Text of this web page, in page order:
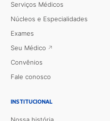
Serviços Médicos
Núcleos e Especialidades
Exames
Seu Médico
Convênios
Fale conosco
INSTITUCIONAL